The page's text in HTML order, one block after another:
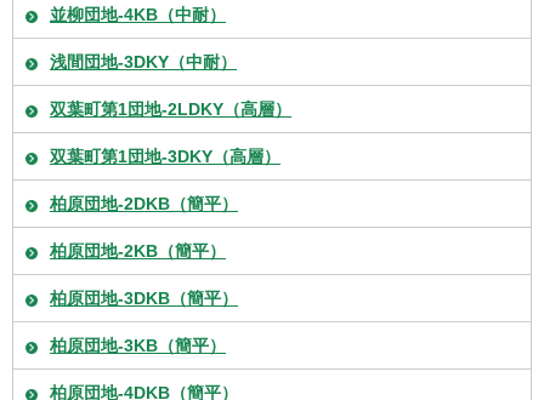
並柳団地-4KB（中耐）
浅間団地-3DKY（中耐）
双葉町第1団地-2LDKY（高層）
双葉町第1団地-3DKY（高層）
柏原団地-2DKB（簡平）
柏原団地-2KB（簡平）
柏原団地-3DKB（簡平）
柏原団地-3KB（簡平）
柏原団地-4DKB（簡平）